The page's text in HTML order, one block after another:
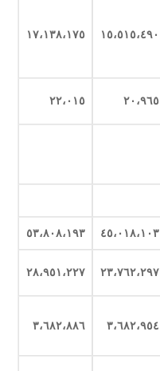
١٥،٥١٥،٤٩٠ ١٧،١٣٨،١٧٥
٢٠،٩٦٥ ٢٢،٠١٥
٤٥،٠١٨،١٠٣ ٥٣،٨٠٨،١٩٣
٢٣،٧٦٢،٢٩٧ ٢٨،٩٥١،٢٢٧
٣،٦٨٢،٩٥٤ ٣،٦٨٢،٨٨٦